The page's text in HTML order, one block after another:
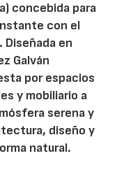
concebida para
con el
en
Galván
por espacios
y mobiliario a
serena y
diseño y
natural.